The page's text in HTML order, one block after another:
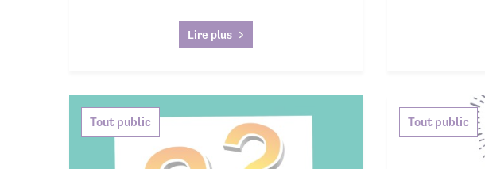
Lire plus
Tout public Tout public